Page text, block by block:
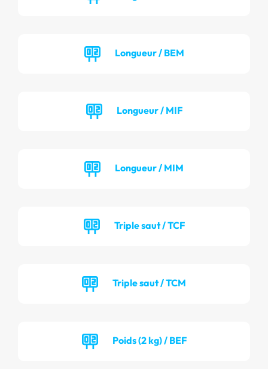
Longueur / BEM
Longueur / MIF
Longueur / MIM
Triple saut / TCF
Triple saut / TCM
Poids (2 kg) / BEF